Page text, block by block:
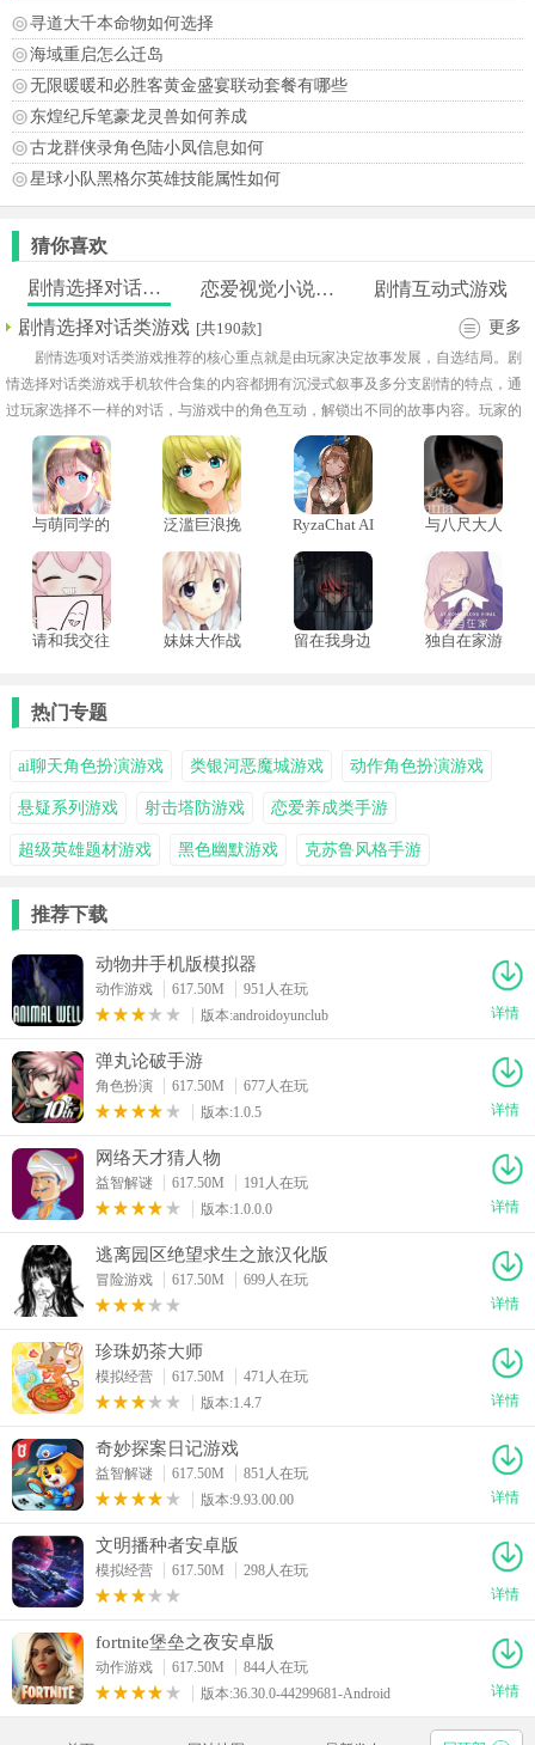
寻道大千本命物如何选择
海域重启怎么迁岛
无限暖暖和必胜客黄金盛宴联动套餐有哪些
东煌纪斥笔豪龙灵兽如何养成
古龙群侠录角色陆小凤信息如何
星球小队黑格尔英雄技能属性如何
猜你喜欢
剧情选择对话类游戏 恋爱视觉小说手游
剧情互动式游戏
剧情选择对话类游戏 [共190款] 更多
剧情选项对话类游戏推荐的核心重点就是由玩家决定故事发展，自选结局。剧
情选择对话类游戏手机软件合集的内容都拥有沉浸式叙事及多分支剧情的特点，通
过玩家选择不一样的对话，与游戏中的角色互动，解锁出不同的故事内容。玩家的
每一个选择都会影人物关系、剧情走向甚至解决的设定，是个可以让玩家感受高自
由度体验感的游戏类别。选择对话的剧情游戏大全中，有的游戏还设有隐藏结局或
彩蛋，随着玩家选择去开启，这也增加了多周目玩法的乐趣。大全中涵盖的题材类
型多，有浪漫恋爱、也有烧脑解谜或温馨治愈的，每次游戏都让玩家宛如化身故事
与萌同学的
卓版
泛滥巨浪挽
RyzaChat AI
创的专属夏
日梦物语
与八尺大人
请和我交往
妹妹大作战
留在我身边
独自在家游
热门专题
ai聊天角色扮演游戏 类银河恶魔城游戏 动作角色扮演游戏
悬疑系列游戏 射击塔防游戏 恋爱养成类手游
超级英雄题材游戏 黑色幽默游戏 克苏鲁风格手游
推荐下载
动物井手机版模拟器
动作游戏 617.50M
951人在玩
版本:androidoyunclub
详情
弹丸论破手游
角色扮演 617.50M
677人在玩
版本:1.0.5
详情
网络天才猜人物
益智解谜 617.50M
191人在玩
版本:1.0.0.0
详情
逃离园区绝望求生之旅汉化版
冒险游戏 617.50M
699人在玩
详情
珍珠奶茶大师
模拟经营 617.50M
471人在玩
版本:1.4.7
详情
奇妙探案日记游戏
益智解谜 617.50M
851人在玩
版本:9.93.00.00
详情
文明播种者安卓版
模拟经营 617.50M
298人在玩
详情
fortnite堡垒之夜安卓版
动作游戏 617.50M
844人在玩
版本:36.30.0-44299681-Android
详情